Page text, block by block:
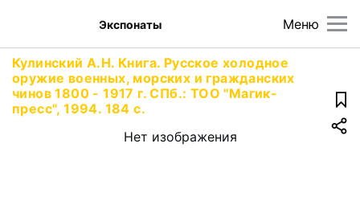
Меню
Экспонаты
Кулинский А.Н. Книга. Русское холодное
оружие военных, морских и гражданских
чинов 1800 - 1917 г. СПб.: ТОО "Магик-
пресс", 1994. 184 с.
Нет изображения